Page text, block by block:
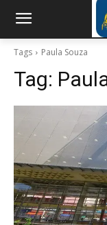
Tags Paula Souza
Tag: